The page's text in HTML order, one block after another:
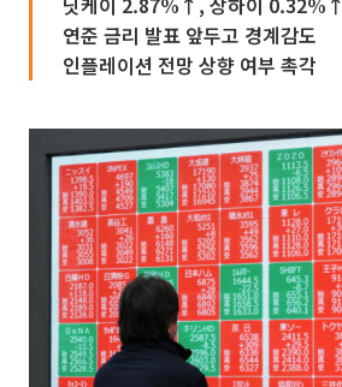
연준 금리 발표 앞두고 경계감도
인플레이션 전망 상향 여부 촉각